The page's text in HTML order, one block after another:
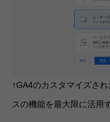
↑GA4のカスタマイズさ
スの機能を最大限に活用